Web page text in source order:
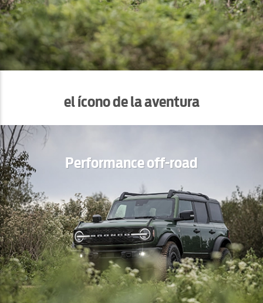
el ícono de la aventura
Performance off-road